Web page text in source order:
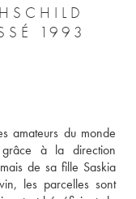
1ER GRAND CRU CLASSÉ 1993
amateurs du monde
à la direction
de sa fille Saskia
les parcelles sont